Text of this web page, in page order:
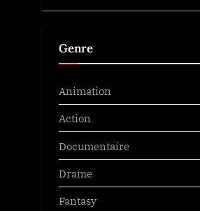
Genre
Animation
Action
Documentaire
Drame
Fantasy